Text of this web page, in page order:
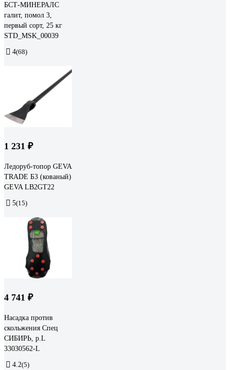
БСТ-МИНЕРАЛС
галит, помол 3,
первый сорт, 25 кг
STD_MSK_00039
4(68)
1 231 ₽
Ледоруб-топор GEVA
TRADE Б3 (кованый)
GEVA LB2GT22
5(15)
4 741 ₽
Насадка против
скольжения Спец
СИБИРЬ, р.L
33030562-L
4.2(5)